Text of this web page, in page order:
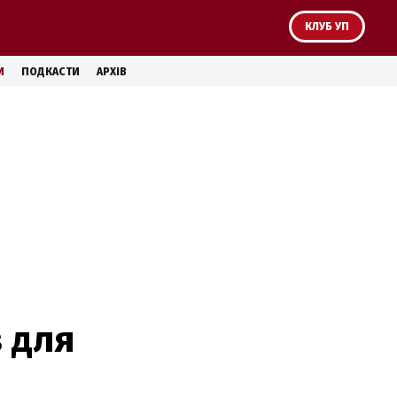
КЛУБ УП
ПОДКАСТИ АРХІВ
для